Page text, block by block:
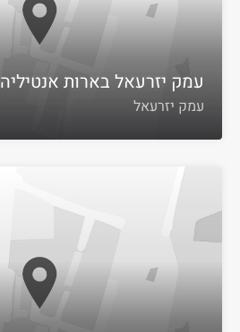
עמק יזרעאל בארות אנטיליה
עמק יזרעאל